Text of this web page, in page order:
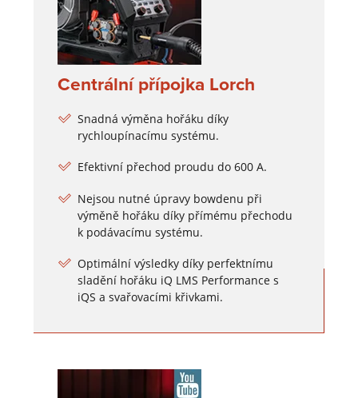
Centrální přípojka Lorch
Snadná výměna hořáku díky
rychloupínacímu systému.
Efektivní přechod proudu do 600 A.
Nejsou nutné úpravy bowdenu při
výměně hořáku díky přímému přechodu
k podávacímu systému.
Optimální výsledky díky perfektnímu
sladění hořáku iQ LMS Performance s
iQS a svařovacími křivkami.